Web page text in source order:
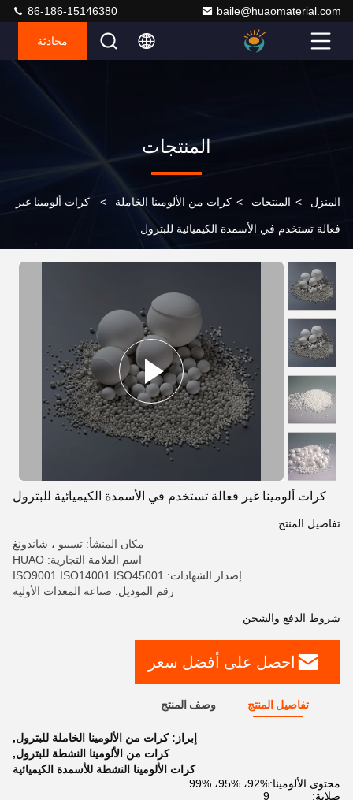
baile@huaomaterial.com
86-186-15146380
محادثة
المنتجات
المنزل > المنتجات > كرات من الألومينا الخاملة > كرات ألومينا غير
فعالة تستخدم في الأسمدة الكيميائية للبترول
كرات ألومينا غير فعالة تستخدم في الأسمدة الكيميائية للبترول
تفاصيل المنتج
مكان المنشأ: تسيبو ، شاندونغ
اسم العلامة التجارية: HUAO
إصدار الشهادات: ISO9001 ISO14001 ISO45001
رقم الموديل: صناعة المعدات الأولية
شروط الدفع والشحن
احصل على أفضل سعر
تفاصيل المنتج وصف المنتج
إبراز:كرات من الألومينا الخاملة للبترول,
كرات من الألومينا النشطة للبترول,
كرات الألومينا النشطة للأسمدة الكيميائية
محتوى الألومينا:92%، 95%، 99%
صلابة:
9